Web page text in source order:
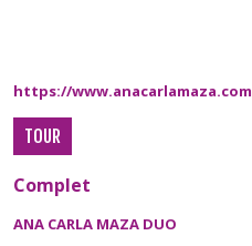
https://www.anacarlamaza.com
TOUR
Complet
ANA CARLA MAZA DUO